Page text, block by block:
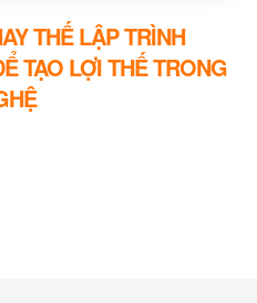
THẾ LẬP TRÌNH
TẠO LỢI THẾ TRONG